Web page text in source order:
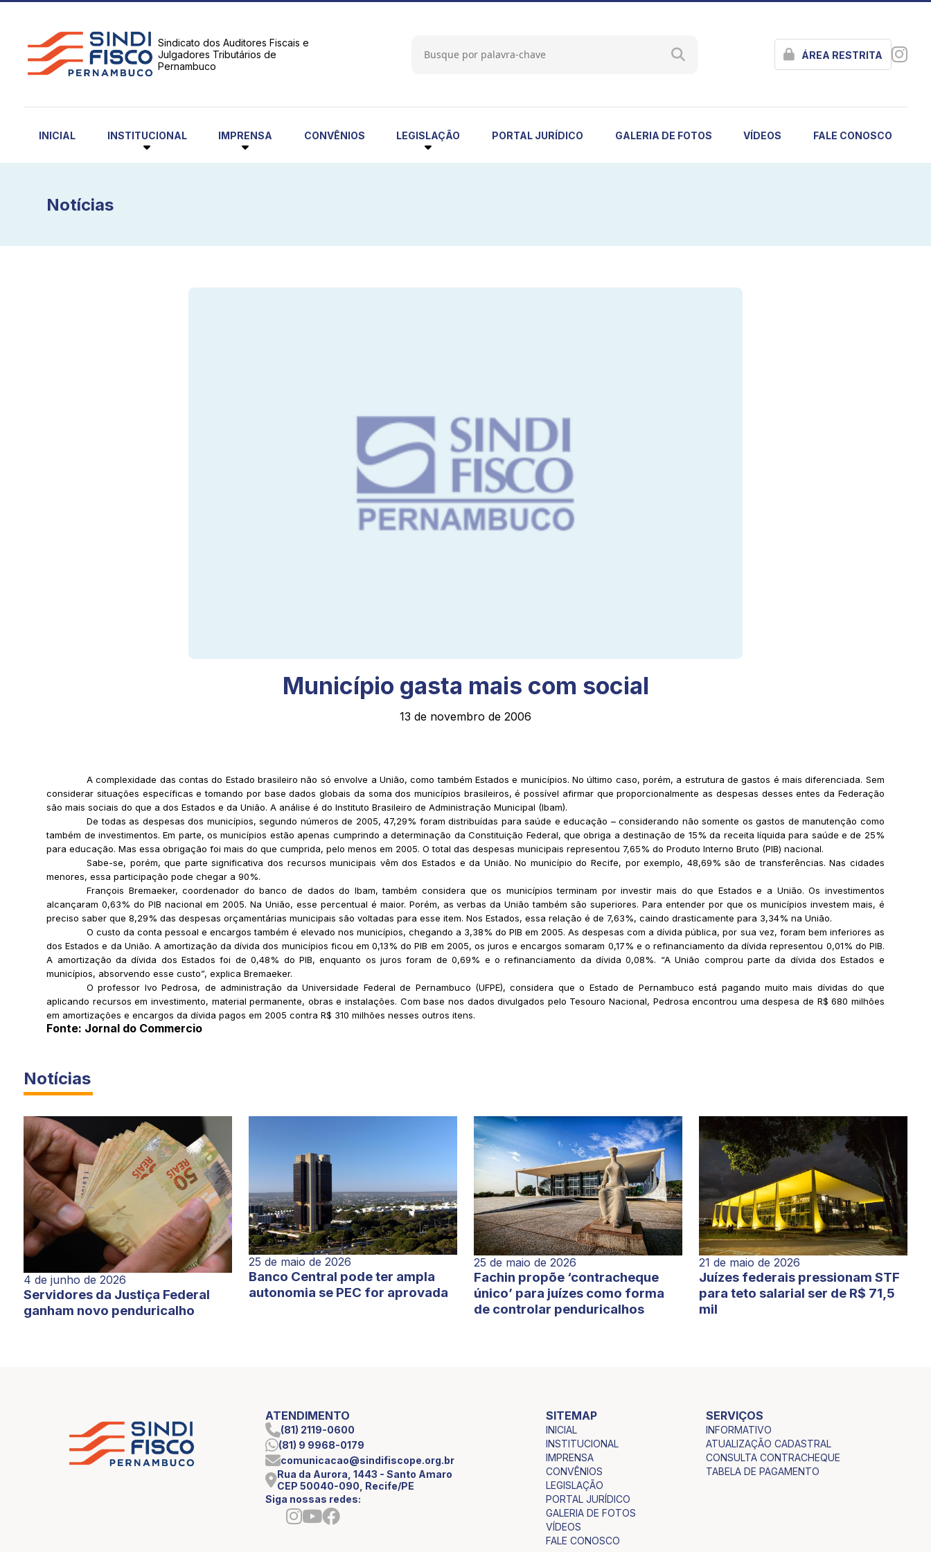
Sindicato dos Auditores Fiscais e
Julgadores Tributários de
Pernambuco
ÁREA RESTRITA
INICIAL INSTITUCIONAL IMPRENSA CONVÊNIOS LEGISLAÇÃO PORTAL JURÍDICO GALERIA DE FOTOS VÍDEOS FALE CONOSCO
Notícias
Município gasta mais com social
13 de novembro de 2006
A complexidade das contas do Estado brasileiro não só envolve a União, como também Estados e municípios. No último caso, porém, a estrutura de gastos é mais diferenciada. Sem
considerar situações específicas e tomando por base dados globais da soma dos municípios brasileiros, é possível afirmar que proporcionalmente as despesas desses entes da Federação
são mais sociais do que a dos Estados e da União. A análise é do Instituto Brasileiro de Administração Municipal (Ibam).
De todas as despesas dos municípios, segundo números de 2005, 47,29% foram distribuídas para saúde e educação – considerando não somente os gastos de manutenção como
também de investimentos. Em parte, os municípios estão apenas cumprindo a determinação da Constituição Federal, que obriga a destinação de 15% da receita líquida para saúde e de 25%
para educação. Mas essa obrigação foi mais do que cumprida, pelo menos em 2005. O total das despesas municipais representou 7,65% do Produto Interno Bruto (PIB) nacional.
Sabe-se, porém, que parte significativa dos recursos municipais vêm dos Estados e da União. No município do Recife, por exemplo, 48,69% são de transferências. Nas cidades
menores, essa participação pode chegar a 90%.
François Bremaeker, coordenador do banco de dados do Ibam, também considera que os municípios terminam por investir mais do que Estados e a União. Os investimentos
alcançaram 0,63% do PIB nacional em 2005. Na União, esse percentual é maior. Porém, as verbas da União também são superiores. Para entender por que os municípios investem mais, é
preciso saber que 8,29% das despesas orçamentárias municipais são voltadas para esse item. Nos Estados, essa relação é de 7,63%, caindo drasticamente para 3,34% na União.
O custo da conta pessoal e encargos também é elevado nos municípios, chegando a 3,38% do PIB em 2005. As despesas com a dívida pública, por sua vez, foram bem inferiores as
dos Estados e da União. A amortização da dívida dos municípios ficou em 0,13% do PIB em 2005, os juros e encargos somaram 0,17% e o refinanciamento da dívida representou 0,01% do PIB.
A amortização da dívida dos Estados foi de 0,48% do PIB, enquanto os juros foram de 0,69% e o refinanciamento da dívida 0,08%. “A União comprou parte da dívida dos Estados e
municípios, absorvendo esse custo”, explica Bremaeker.
O professor Ivo Pedrosa, de administração da Universidade Federal de Pernambuco (UFPE), considera que o Estado de Pernambuco está pagando muito mais dívidas do que
aplicando recursos em investimento, material permanente, obras e instalações. Com base nos dados divulgados pelo Tesouro Nacional, Pedrosa encontrou uma despesa de R$ 680 milhões
em amortizações e encargos da dívida pagos em 2005 contra R$ 310 milhões nesses outros itens.
Fonte: Jornal do Commercio
Notícias
4 de junho de 2026
Servidores da Justiça Federal
ganham novo penduricalho
25 de maio de 2026
Banco Central pode ter ampla
autonomia se PEC for aprovada
25 de maio de 2026
Fachin propõe ‘contracheque
único’ para juízes como forma
de controlar penduricalhos
21 de maio de 2026
Juízes federais pressionam STF
para teto salarial ser de R$ 71,5
mil
ATENDIMENTO
(81) 2119-0600
(81) 9 9968-0179
comunicacao@sindifiscope.org.br
Rua da Aurora, 1443 - Santo Amaro
CEP 50040-090, Recife/PE
Siga nossas redes:
SITEMAP
INICIAL
INSTITUCIONAL
IMPRENSA
CONVÊNIOS
LEGISLAÇÃO
PORTAL JURÍDICO
GALERIA DE FOTOS
VÍDEOS
FALE CONOSCO
SERVIÇOS
INFORMATIVO
ATUALIZAÇÃO CADASTRAL
CONSULTA CONTRACHEQUE
TABELA DE PAGAMENTO